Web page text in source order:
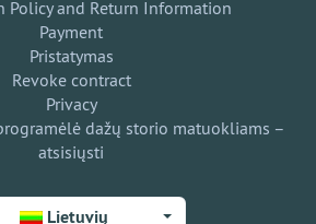
Policy and Return Information
Payment
Pristatymas
Revoke contract
Privacy
dažų storio matuokliams –
atsisiųsti
Lietuvių